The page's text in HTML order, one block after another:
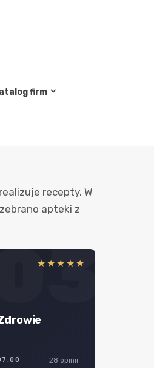
firm
recepty. W
apteki z
★★★★★
28 opinii